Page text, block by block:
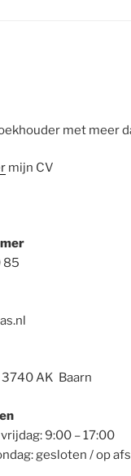
met meer
mijn CV
85
AK Baarn
9:00 – 17:00
gesloten / op